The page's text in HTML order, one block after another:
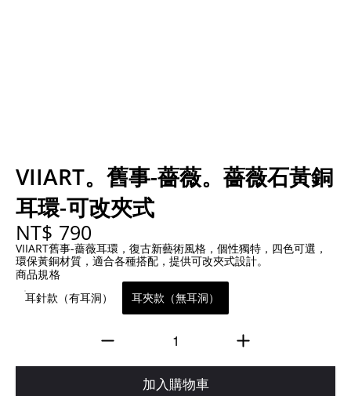
VIIART。舊事-薔薇。薔薇石黃銅
耳環-可改夾式
NT$ 790
VIIART舊事-薔薇耳環，復古新藝術風格，個性獨特，四色可選，
環保黃銅材質，適合各種搭配，提供可改夾式設計。
商品規格
耳針款（有耳洞）
耳夾款（無耳洞）
加入購物車